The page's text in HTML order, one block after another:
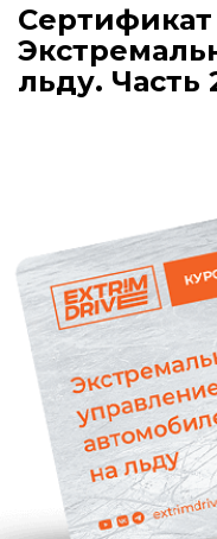
льду. Часть